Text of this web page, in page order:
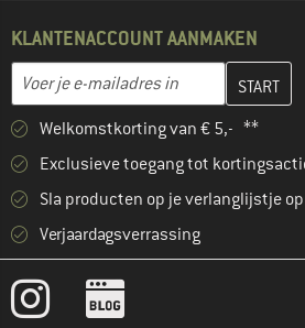
KLANTENACCOUNT AANMAKEN
E-mailadres
Vul je e-mailadres hier in en maak in
Welkomstkorting van € 5,- **
Exclusieve toegang tot
Sla producten op je verlanglijstje op
Verjaardagsverrassing